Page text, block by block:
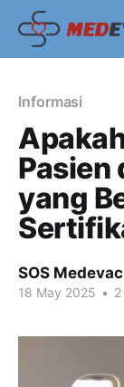
Informasi
Pasien
yang
SOS Medevac
18 May 2025 •